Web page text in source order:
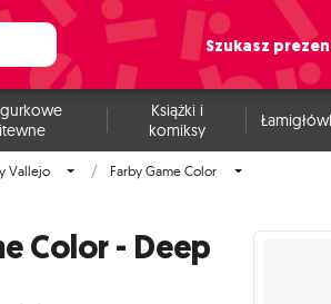
Szukasz
Książki i
komiksy
Vallejo
Farby Game Color
Color - Deep